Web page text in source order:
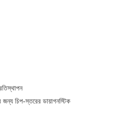
জন্য চিপ-স্তরের ডায়াগনস্টিক